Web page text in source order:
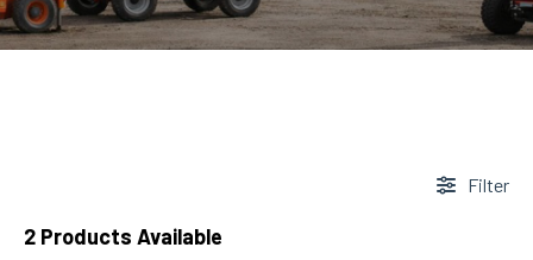
Filter
2 Products Available